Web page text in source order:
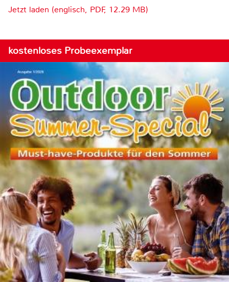
Jetzt laden (englisch, PDF, 12.29 MB)
kostenloses Probeexemplar